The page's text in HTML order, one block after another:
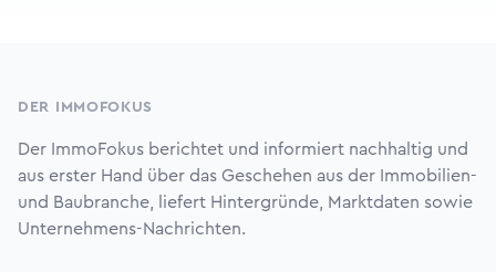
DER IMMOFOKUS
Der ImmoFokus berichtet und informiert nachhaltig und
aus erster Hand über das Geschehen aus der Immobilien-
und Baubranche, liefert Hintergründe, Marktdaten sowie
Unternehmens-Nachrichten.